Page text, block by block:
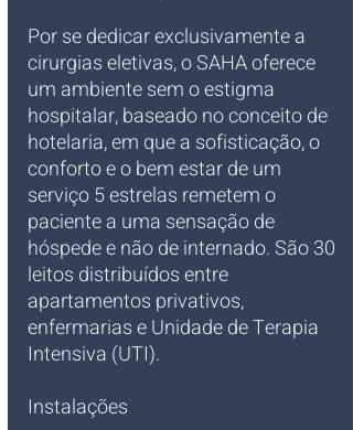
Por se dedicar exclusivamente a
cirurgias eletivas, o SAHA oferece
um ambiente sem o estigma
hospitalar, baseado no conceito de
hotelaria, em que a sofisticação, o
conforto e o bem estar de um
serviço 5 estrelas remetem o
paciente a uma sensação de
hóspede e não de internado. São 30
leitos distribuídos entre
apartamentos privativos,
enfermarias e Unidade de Terapia
Intensiva (UTI).
Instalações